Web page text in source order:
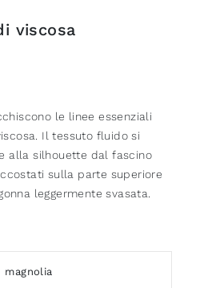
viscosa
le linee essenziali
Il tessuto fluido si
alla silhouette dal fascino
sulla parte superiore
leggermente svasata.
magnolia